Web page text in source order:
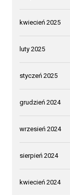
kwiecień 2025
luty 2025
styczeń 2025
grudzień 2024
wrzesień 2024
sierpień 2024
kwiecień 2024